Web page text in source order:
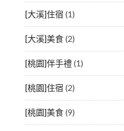
[大溪]住宿 (1)
[大溪]美食(2)
[桃園]伴手禮(1)
[桃園]住宿 (2)
[桃園]美食(9)